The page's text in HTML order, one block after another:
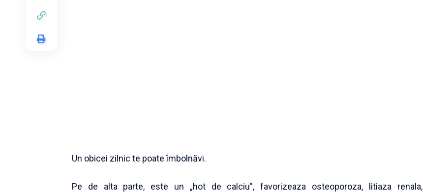
Un obicei zilnic te poate îmbolnăvi.
Pe de alta parte, este un „hot de calciu”, favorizeaza osteoporoza, litiaza renala,